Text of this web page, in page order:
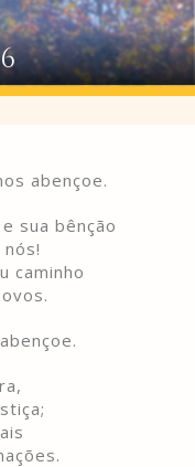
abençoe.
sua bênção
caminho